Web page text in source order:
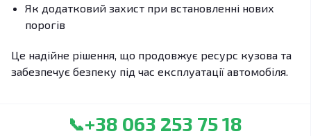
Як додатковий захист при встановленні нових
порогів
Це надійне рішення, що продовжує ресурс кузова та
забезпечує безпеку під час експлуатації автомобіля.
📞+38 063 253 75 18